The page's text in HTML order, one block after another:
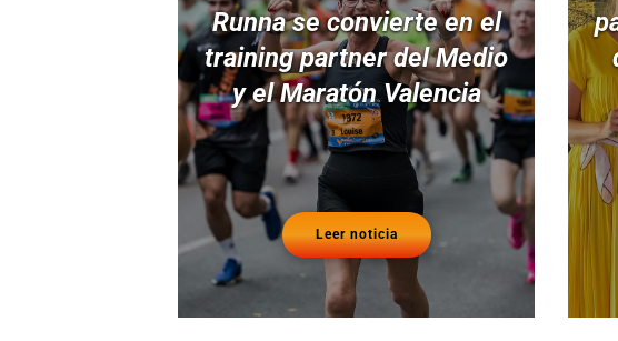
Runna se convierte en el
training partner del Medio
y el Maratón Valencia
Leer noticia